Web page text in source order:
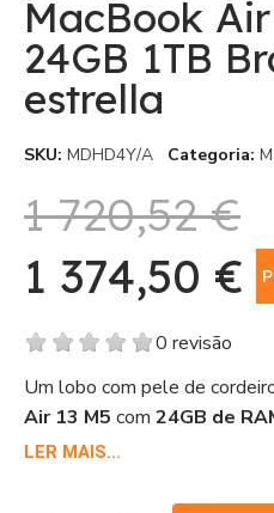
MacBook
24GB 1TB
estrella
SKU MDHD4Y/A Categoria
1 720,52 €
1 374,50 €
0 revisão
Um lobo com pele de
Air 13 M5 com 24GB de
abre aplicações como se não
LER MAIS...